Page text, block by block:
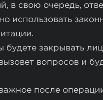
в свою очередь,
использовать
будете закрывать
вопросов и
после